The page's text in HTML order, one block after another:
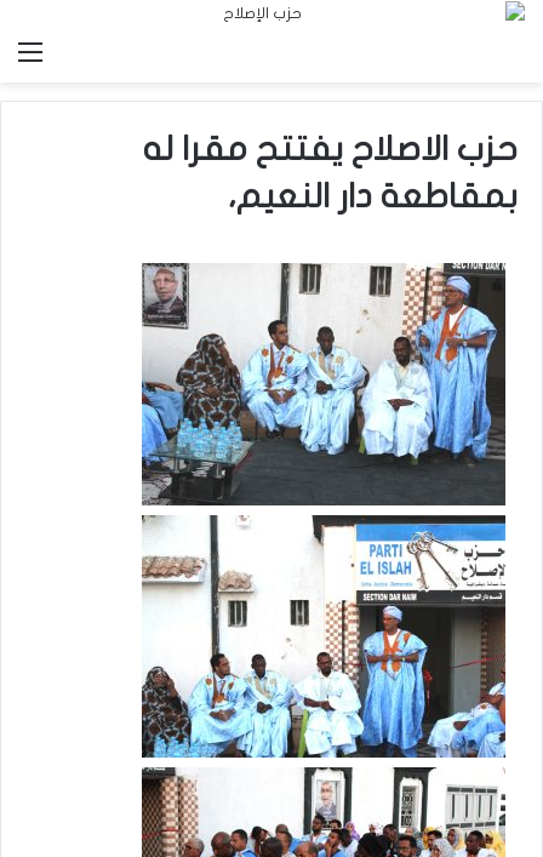
حزب الاصلاح يفتتح مقرا له
بمقاطعة دار النعيم،